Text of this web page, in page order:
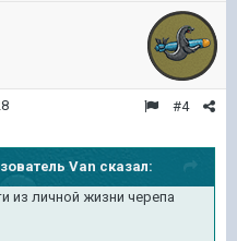
#4
Van сказал:
из личной жизни черепа